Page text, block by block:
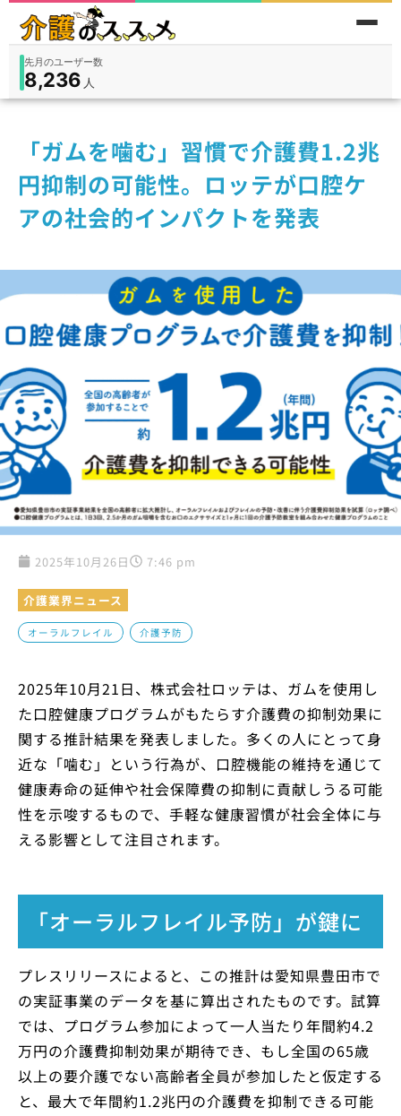
在宅9,360入所3,194
先月のユーザー数
8,236 人
件
「ガムを噛む」習慣で介護費1.2兆
円抑制の可能性。ロッテが口腔ケ
アの社会的インパクトを発表
2025年10月26日 7:46 pm
介護業界ニュース
オーラルフレイル , 介護予防
2025年10月21日、株式会社ロッテは、ガムを使用し
た口腔健康プログラムがもたらす介護費の抑制効果に
関する推計結果を発表しました。多くの人にとって身
近な「噛む」という行為が、口腔機能の維持を通じて
健康寿命の延伸や社会保障費の抑制に貢献しうる可能
性を示唆するもので、手軽な健康習慣が社会全体に与
える影響として注目されます。
「オーラルフレイル予防」が鍵に
プレスリリースによると、この推計は愛知県豊田市で
の実証事業のデータを基に算出されたものです。試算
では、プログラム参加によって一人当たり年間約4.2
万円の介護費抑制効果が期待でき、もし全国の65歳
以上の要介護でない高齢者全員が参加したと仮定する
と、最大で年間約1.2兆円の介護費を抑制できる可能